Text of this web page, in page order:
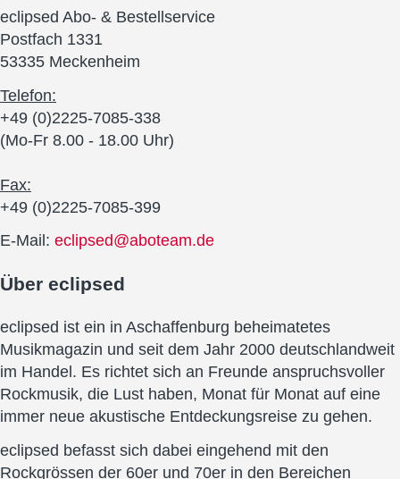
eclipsed Abo- & Bestellservice
Postfach 1331
53335 Meckenheim
Telefon:
+49 (0)2225-7085-338
(Mo-Fr 8.00 - 18.00 Uhr)
Fax:
+49 (0)2225-7085-399
E-Mail: eclipsed@aboteam.de
Über eclipsed
eclipsed ist ein in Aschaffenburg beheimatetes
Musikmagazin und seit dem Jahr 2000 deutschlandweit
im Handel. Es richtet sich an Freunde anspruchsvoller
Rockmusik, die Lust haben, Monat für Monat auf eine
immer neue akustische Entdeckungsreise zu gehen.
eclipsed befasst sich dabei eingehend mit den
Rockgrössen der 60er und 70er in den Bereichen